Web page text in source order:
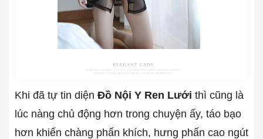
Khi đã tự tin diện Đồ Nội Y Ren Lưới thì cũng là
lúc nàng chủ động hơn trong chuyện ấy, táo bạo
hơn khiến chàng phấn khích, hưng phấn cao ngút